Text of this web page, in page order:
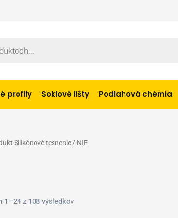
profily Soklové lišty Podlahová chémia
Silikónové tesnenie / NIE
1–24 z 108 výsledkov